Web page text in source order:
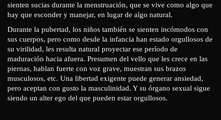
sienten sucias durante la menstruación, que se vive como algo que
hay que esconder y manejar, en lugar de algo natural.
Durante la pubertad, los niños también se sienten incómodos con
sus cuerpos, pero como desde la infancia han estado orgullosos de
su virilidad, les resulta natural proyectar ese período de
maduración hacia afuera. Presumen del vello que les crece en las
piernas, hablan fuerte con voz grave, muestran sus brazos
musculosos, etc. Una libertad exigente puede generar ansiedad,
pero aceptan con gusto la masculinidad. Y su órgano sexual sigue
siendo un alter ego del que pueden estar orgullosos.